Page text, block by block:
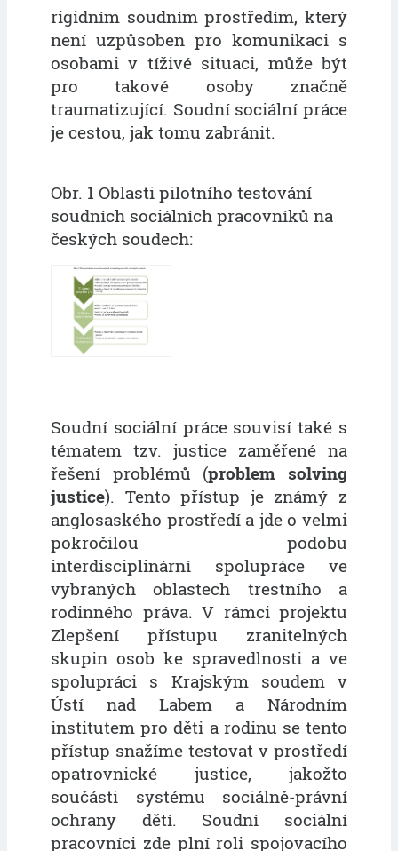
rigidním soudním prostředím, který
není uzpůsoben pro komunikaci s
osobami v tíživé situaci, může být
pro takové osoby značně
traumatizující. Soudní sociální práce
je cestou, jak tomu zabránit.
Obr. 1 Oblasti pilotního testování
soudních sociálních pracovníků na
českých soudech:
Soudní sociální práce souvisí také s
tématem tzv. justice zaměřené na
řešení problémů (problem solving
justice). Tento přístup je známý z
anglosaského prostředí a jde o velmi
pokročilou podobu
interdisciplinární spolupráce ve
vybraných oblastech trestního a
rodinného práva. V rámci projektu
Zlepšení přístupu zranitelných
skupin osob ke spravedlnosti a ve
spolupráci s Krajským soudem v
Ústí nad Labem a Národním
institutem pro děti a rodinu se tento
přístup snažíme testovat v prostředí
opatrovnické justice, jakožto
součásti systému sociálně-právní
ochrany dětí. Soudní sociální
pracovníci zde plní roli spojovacího